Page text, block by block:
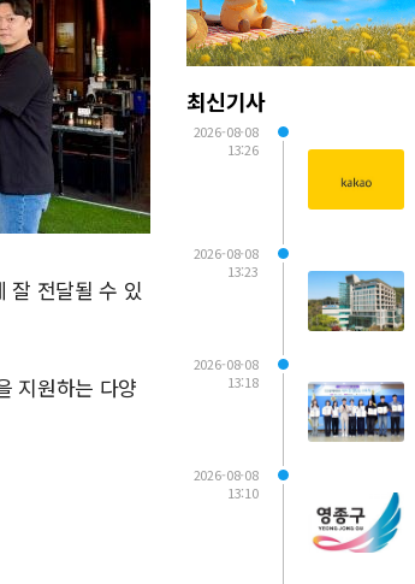
잘 전달될 수 있
지원하는 다양
최신기사
2026-08-08
13:26
2026-08-08
13:23
2026-08-08
13:18
2026-08-08
13:10